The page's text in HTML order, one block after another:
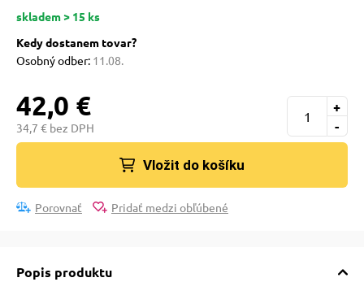
mačky
mačky
mačky
podložky
skladem > 15 ks
Kedy dostanem tovar?
Osobný odber: 11.08.
42,0 €
34,7 € bez DPH -
+
Vložit do košíku
Porovnať Pridať medzi obľúbené
Popis produktu